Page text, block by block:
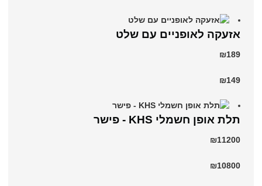
אזעקה לאופניים עם שלט
₪189
₪149
תלת אופן חשמלי KHS - פישר
₪11200
₪10800